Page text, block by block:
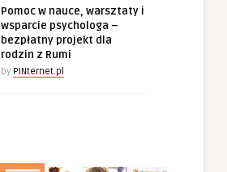
Pomoc w nauce, warsztaty i
wsparcie psychologa –
bezpłatny projekt dla
rodzin z Rumi
by PINternet.pl